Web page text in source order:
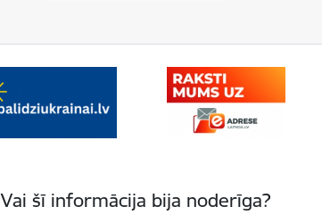
Vai šī informācija bija noderīga?